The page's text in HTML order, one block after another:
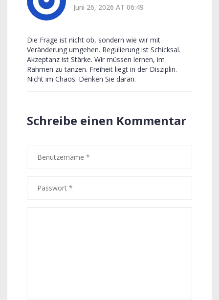
Juni 26, 2026 AT 06:49
Die Frage ist nicht ob, sondern wie wir mit
Veränderung umgehen. Regulierung ist Schicksal.
Akzeptanz ist Stärke. Wir müssen lernen, im
Rahmen zu tanzen. Freiheit liegt in der Disziplin.
Nicht im Chaos. Denken Sie daran.
Schreibe einen Kommentar